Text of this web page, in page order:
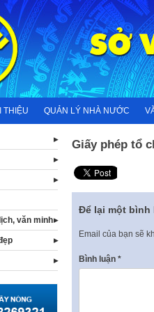
THIỆU QUẢN LÝ NHÀ NƯỚC
Giấy phép tổ
Để lại một bình
Email của bạn sẽ
Bình luận *
văn minh